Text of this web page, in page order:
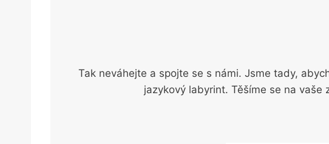
Tak neváhejte a spojte se s námi. Jsme tady,
jazykový labyrint. Těšíme se na vaše